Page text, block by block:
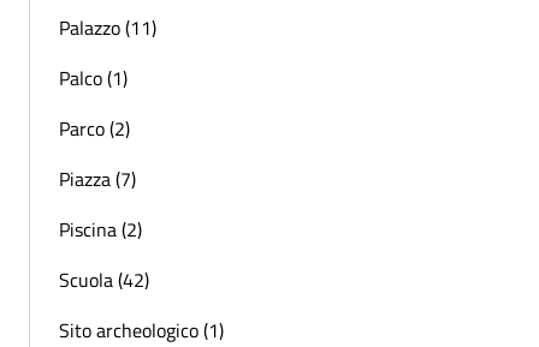
Palazzo (11)
Palco (1)
Parco (2)
Piazza (7)
Piscina (2)
Scuola (42)
Sito archeologico (1)